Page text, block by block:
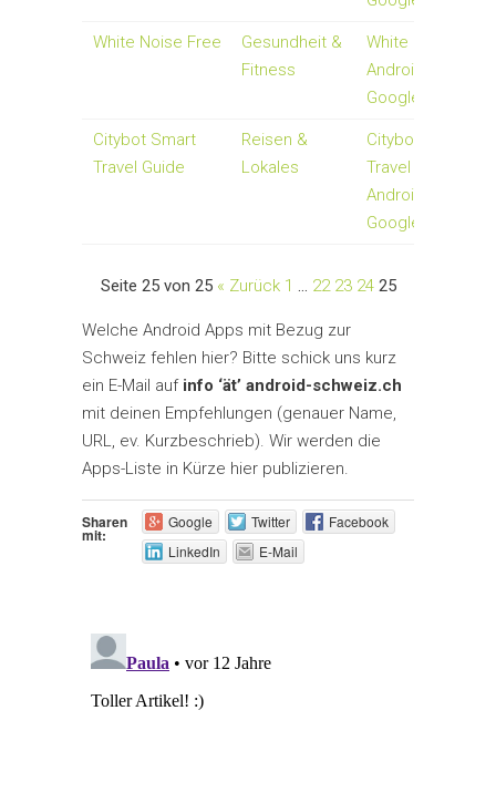
White Noise Free
Gesundheit &
Fitness
White Noise Lite -
Android-Apps auf
Google Play
Citybot Smart
Travel Guide
Reisen &
Lokales
Citybot Smart
Travel Guide -
Android-Apps auf
Google Play
Seite 25 von 25 « Zurück 1 … 22 23 24 25
Welche Android Apps mit Bezug zur
Schweiz fehlen hier? Bitte schick uns kurz
ein E-Mail auf info ‘ät’ android-schweiz.ch
mit deinen Empfehlungen (genauer Name,
URL, ev. Kurzbeschrieb). Wir werden die
Apps-Liste in Kürze hier publizieren.
Sharen
mit:
Google Twitter
Facebook
LinkedIn
E-Mail